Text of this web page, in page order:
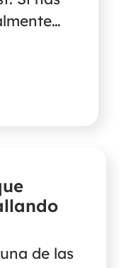
for Mac
de las